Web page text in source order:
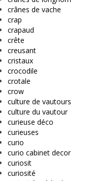
crânes de vache
crap
crapaud
crête
creusant
cristaux
crocodile
crotale
crow
culture de vautours
culture du vautour
curieuse déco
curieuses
curio
curio cabinet decor
curiosit
curiosité